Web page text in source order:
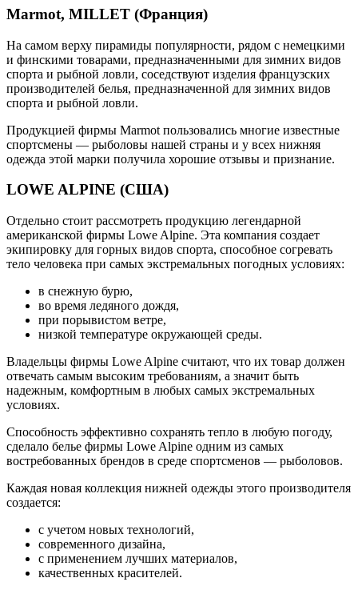
Marmot, MILLET (Франция)
На самом верху пирамиды популярности, рядом с немецкими
и финскими товарами, предназначенными для зимних видов
спорта и рыбной ловли, соседствуют изделия французских
производителей белья, предназначенной для зимних видов
спорта и рыбной ловли.
Продукцией фирмы Marmot пользовались многие известные
спортсмены — рыболовы нашей страны и у всех нижняя
одежда этой марки получила хорошие отзывы и признание.
LOWE ALPINE (США)
Отдельно стоит рассмотреть продукцию легендарной
американской фирмы Lowe Alpine. Эта компания создает
экипировку для горных видов спорта, способное согревать
тело человека при самых экстремальных погодных условиях:
в снежную бурю,
во время ледяного дождя,
при порывистом ветре,
низкой температуре окружающей среды.
Владельцы фирмы Lowe Alpine считают, что их товар должен
отвечать самым высоким требованиям, а значит быть
надежным, комфортным в любых самых экстремальных
условиях.
Способность эффективно сохранять тепло в любую погоду,
сделало белье фирмы Lowe Alpine одним из самых
востребованных брендов в среде спортсменов — рыболовов.
Каждая новая коллекция нижней одежды этого производителя
создается:
с учетом новых технологий,
современного дизайна,
с применением лучших материалов,
качественных красителей.